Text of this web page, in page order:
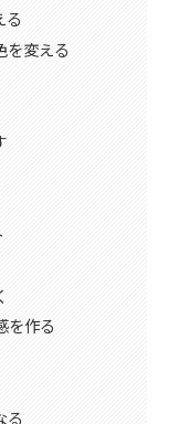
る
を変える
を作る
る